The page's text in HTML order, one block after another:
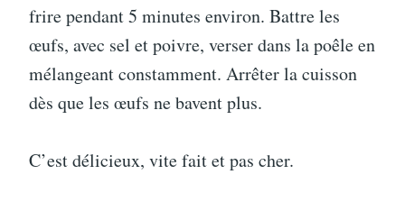
frire pendant 5 minutes environ. Battre les
œufs, avec sel et poivre, verser dans la poêle en
mélangeant constamment. Arrêter la cuisson
dès que les œufs ne bavent plus.
C’est délicieux, vite fait et pas cher.